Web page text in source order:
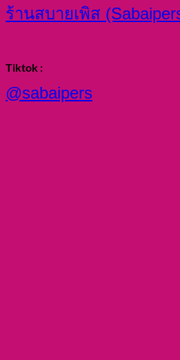
ร้านสบายเพิส
Tiktok :
@sabaipers